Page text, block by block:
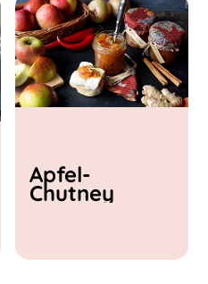
Apfel-
Chutney